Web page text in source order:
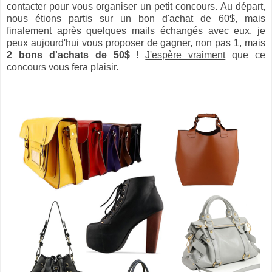
contacter pour vous organiser un petit concours. Au départ,
nous étions partis sur un bon d'achat de 60$, mais
finalement après quelques mails échangés avec eux, je
peux aujourd'hui vous proposer de gagner, non pas 1, mais
2 bons d'achats de 50$!J'espère vraimentque ce
concours vous fera plaisir.